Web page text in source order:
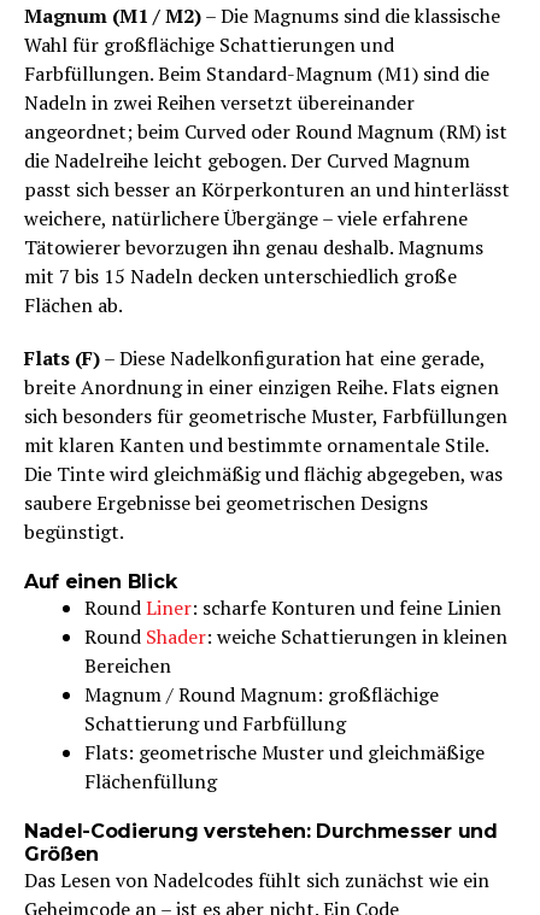
Magnum (M1 / M2)– Die Magnums sind die klassische
Wahl für großflächige Schattierungen und
Farbfüllungen. Beim Standard-Magnum (M1) sind die
Nadeln in zwei Reihen versetzt übereinander
angeordnet; beim Curved oder Round Magnum (RM) ist
die Nadelreihe leicht gebogen. Der Curved Magnum
passt sich besser an Körperkonturen an und hinterlässt
weichere, natürlichere Übergänge – viele erfahrene
Tätowierer bevorzugen ihn genau deshalb. Magnums
mit 7 bis 15 Nadeln decken unterschiedlich große
Flächen ab.
Flats (F)– Diese Nadelkonfiguration hat eine gerade,
breite Anordnung in einer einzigen Reihe. Flats eignen
sich besonders für geometrische Muster, Farbfüllungen
mit klaren Kanten und bestimmte ornamentale Stile.
Die Tinte wird gleichmäßig und flächig abgegeben, was
saubere Ergebnisse bei geometrischen Designs
begünstigt.
Auf einen Blick
RoundLiner: scharfe Konturen und feine Linien
Round Shader: weiche Schattierungen in kleinen
Bereichen
Magnum / Round Magnum: großflächige
Schattierung und Farbfüllung
Flats: geometrische Muster und gleichmäßige
Flächenfüllung
Nadel-Codierung verstehen: Durchmesser und
Größen
Das Lesen von Nadelcodes fühlt sich zunächst wie ein
Geheimcode an – ist es aber nicht. Ein Code